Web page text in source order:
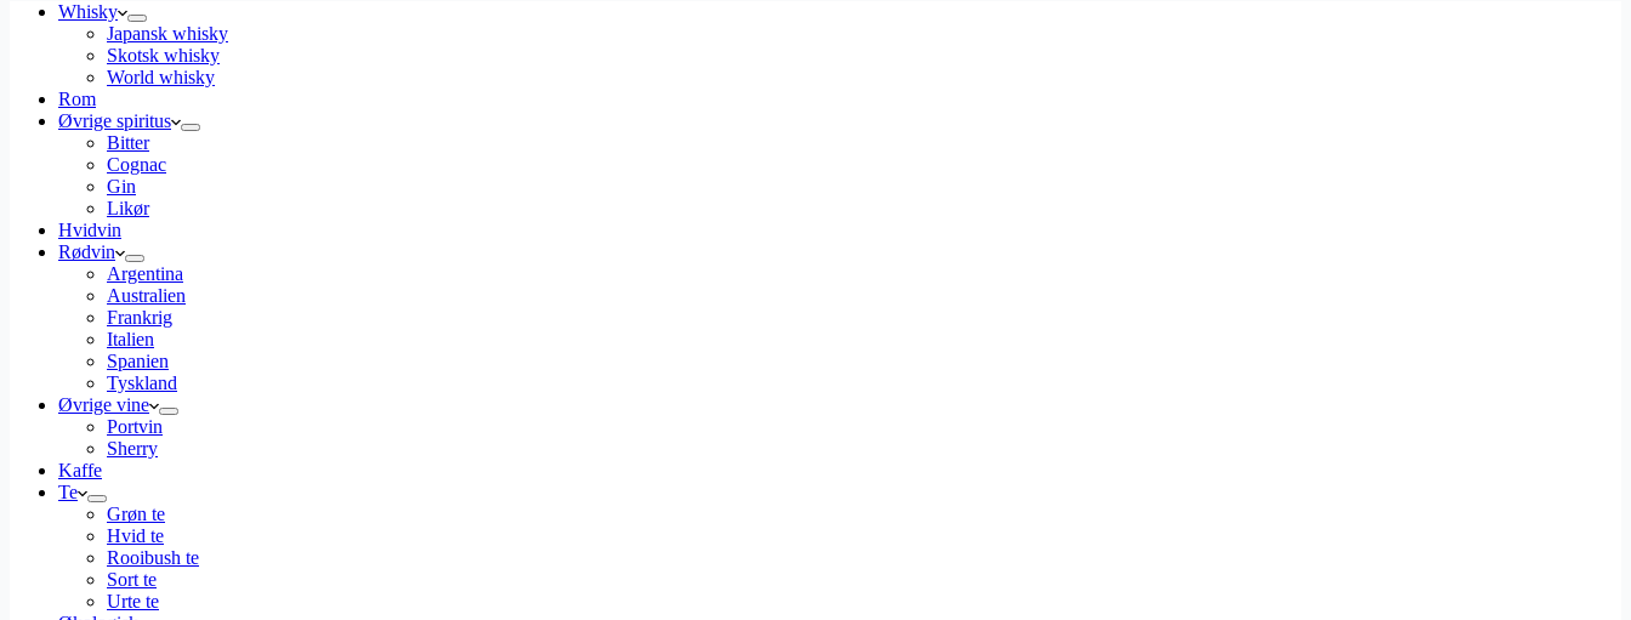
Whisky
Japansk whisky
Skotsk whisky
World whisky
Rom
Øvrige spiritus
Bitter
Cognac
Gin
Likør
Hvidvin
Rødvin
Argentina
Australien
Frankrig
Italien
Spanien
Tyskland
Øvrige vine
Portvin
Sherry
Kaffe
Te
Grøn te
Hvid te
Rooibush te
Sort te
Urte te